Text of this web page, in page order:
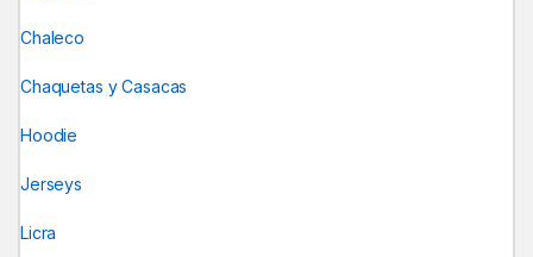
Chaleco
Chaquetas y Casacas
Hoodie
Jerseys
Licra